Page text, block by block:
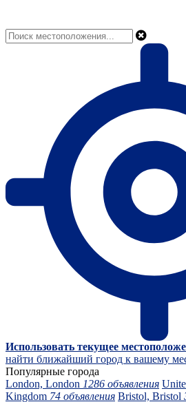
Использовать текущее
найти ближайший город к вашему
Популярные города
London, London 1286 объявления
Kingdom 74 объявления Bristol, Bristol